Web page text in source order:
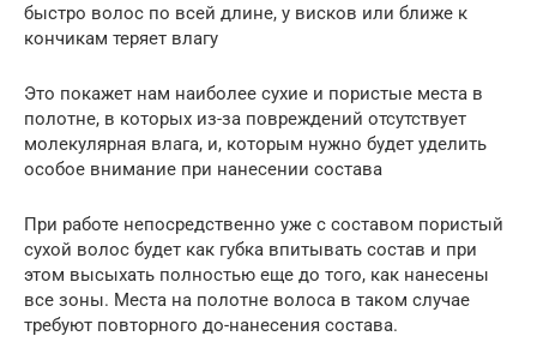
быстро волос по всей длине, у висков или ближе к
кончикам теряет влагу
Это покажет нам наиболее сухие и пористые места в
полотне, в которых из-за повреждений отсутствует
молекулярная влага, и, которым нужно будет уделить
особое внимание при нанесении состава
При работе непосредственно уже с составом пористый
сухой волос будет как губка впитывать состав и при
этом высыхать полностью еще до того, как нанесены
все зоны. Места на полотне волоса в таком случае
требуют повторного до-нанесения состава.